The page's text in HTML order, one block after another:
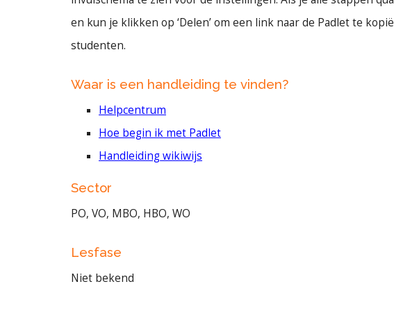
en kun je klikken op ‘Delen’ om een link naar de Padlet te
studenten.
Waar is een handleiding te vinden?
Helpcentrum
Hoe begin ik met Padlet
Handleiding wikiwijs
Sector
PO, VO, MBO, HBO, WO
Lesfase
Niet bekend